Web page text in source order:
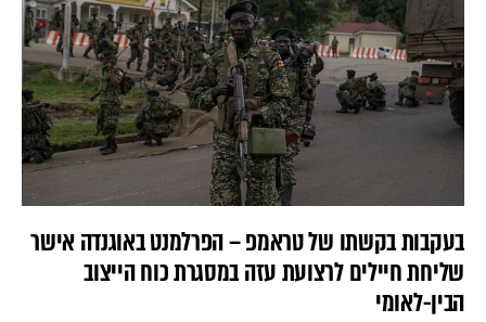
בעקבות בקשתו של טראמפ – הפרלמנט באוגנדה אישר
שליחת חיילים לרצועת עזה במסגרת כוח הייצוב
הבין-לאומי